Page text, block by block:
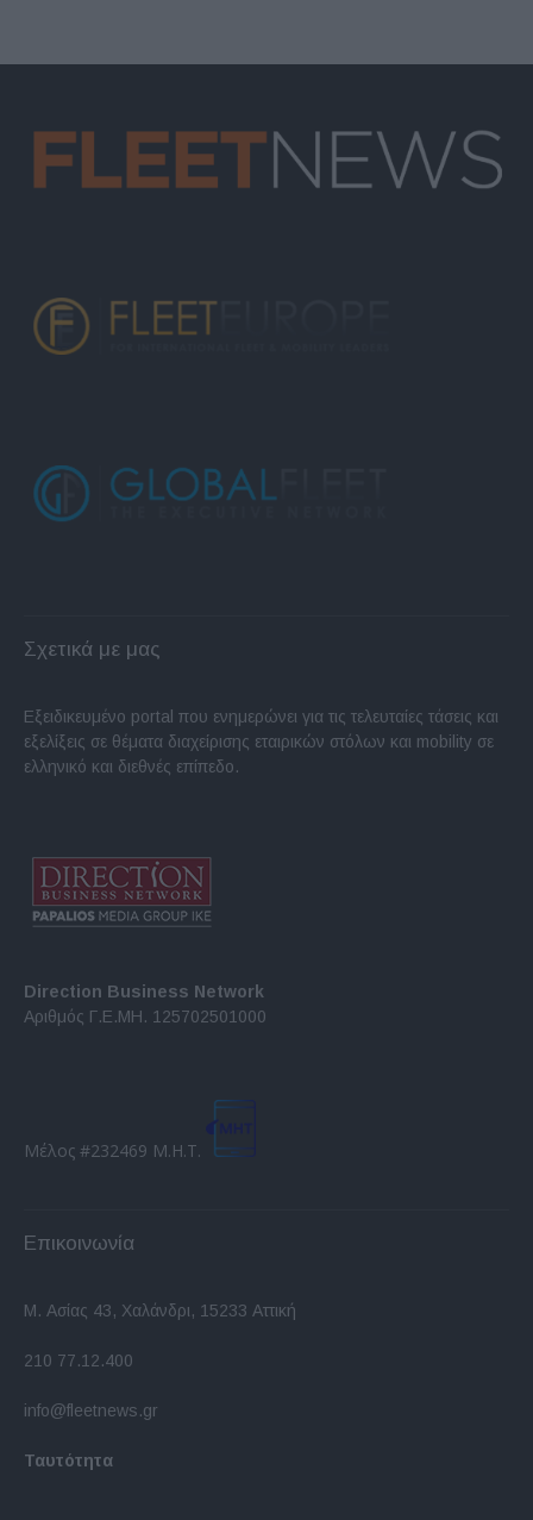
Σχετικά με μας
Εξειδικευμένο portal που ενημερώνει για τις τελευταίες τάσεις και
εξελίξεις σε θέματα διαχείρισης εταιρικών στόλων και mobility σε
ελληνικό και διεθνές επίπεδο.
Direction Business Network
Αριθμός Γ.Ε.ΜΗ. 125702501000
Μέλος #232469 Μ.Η.Τ.
Επικοινωνία
Μ. Ασίας 43, Χαλάνδρι, 15233 Αττική
210 77.12.400
info@fleetnews.gr
Ταυτότητα